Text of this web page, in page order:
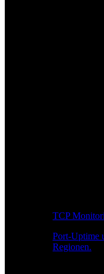
TCP
Port-Uptime
Regionen.